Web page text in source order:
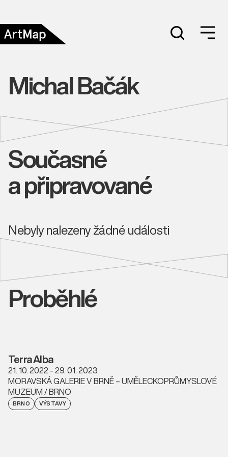
Michal Bačák
Současné
a připravované
Nebyly nalezeny žádné události
Proběhlé
Terra Alba
21. 10. 2022 - 29. 01. 2023
MORAVSKÁ GALERIE V BRNĚ – UMĚLECKOPRŮMYSLOVÉ
MUZEUM / BRNO
BRNO VÝSTAVY